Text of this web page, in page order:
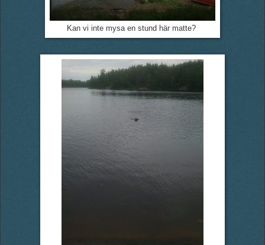
Kan vi inte mysa en stund här matte?